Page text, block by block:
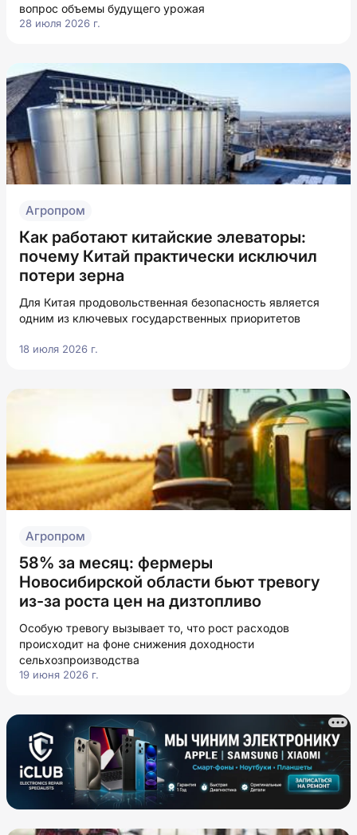
вопрос объемы будущего урожая
28 июля 2026 г.
Агропром
Как работают китайские элеваторы:
почему Китай практически исключил
потери зерна
Для Китая продовольственная безопасность является
одним из ключевых государственных приоритетов
18 июля 2026 г.
Агропром
58% за месяц: фермеры
Новосибирской области бьют тревогу
из-за роста цен на дизтопливо
Особую тревогу вызывает то, что рост расходов
происходит на фоне снижения доходности
сельхозпроизводства
19 июня 2026 г.